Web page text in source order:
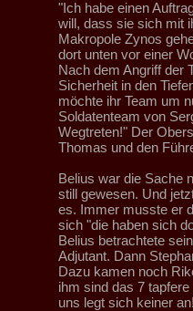
"Ich habe einen
will, dass sie sich mit
Makropole Zynos
dort unten vor einer
Nach dem Angriff der
Sicherheit in den
möchte ihr Team um
Soldatenteam von
Wegtreten!" Der
Thomas und den
Belius war die Sache
still gewesen. Und
es. Immer musste er
sich "die haben sich
Belius betrachtete
Adjutant. Dann
Dazu kamen noch
ihm sind das 7
uns legt sich keiner